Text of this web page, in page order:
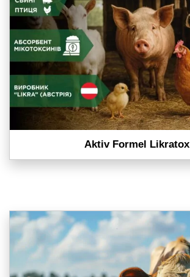
Aktiv Formel Likratox